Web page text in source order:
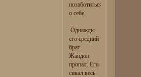
позаботиться
о себе.
Однажды
его средний
брат
Жандон
пропал. Его
сикал весь